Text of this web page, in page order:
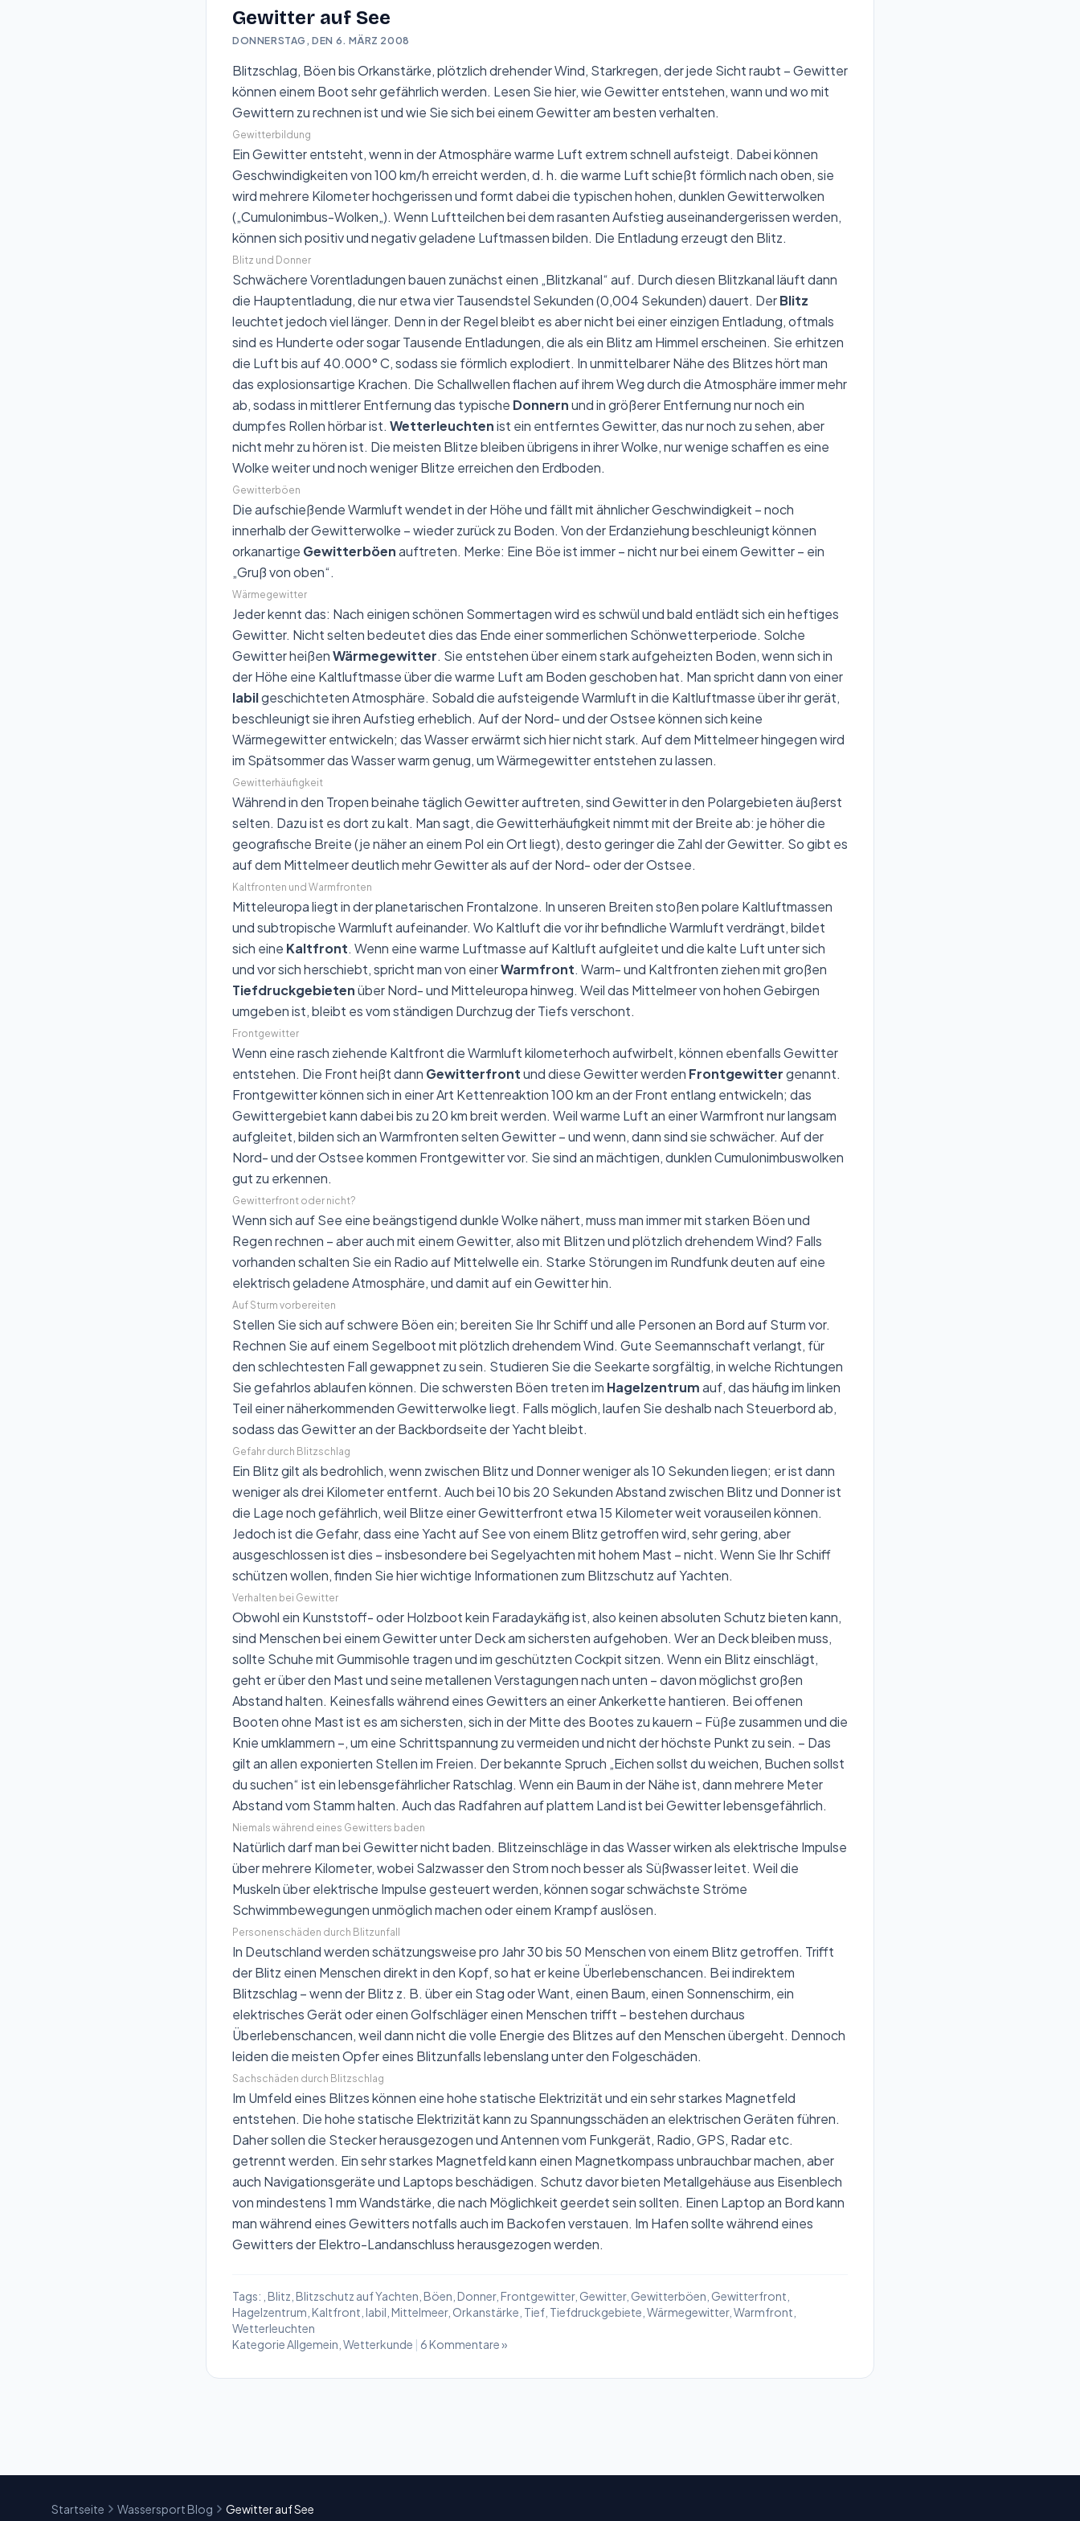
Gewitter auf See
DONNERSTAG, DEN 6. MÄRZ 2008
Blitzschlag, Böen bis Orkanstärke, plötzlich drehender Wind, Starkregen, der jede Sicht raubt – Gewitter
können einem Boot sehr gefährlich werden. Lesen Sie hier, wie Gewitter entstehen, wann und wo mit
Gewittern zu rechnen ist und wie Sie sich bei einem Gewitter am besten verhalten.
Gewitterbildung
Ein Gewitter entsteht, wenn in der Atmosphäre warme Luft extrem schnell aufsteigt. Dabei können
Geschwindigkeiten von 100 km/h erreicht werden, d. h. die warme Luft schießt förmlich nach oben, sie
wird mehrere Kilometer hochgerissen und formt dabei die typischen hohen, dunklen Gewitterwolken
(„Cumulonimbus-Wolken„). Wenn Luftteilchen bei dem rasanten Aufstieg auseinandergerissen werden,
können sich positiv und negativ geladene Luftmassen bilden. Die Entladung erzeugt den Blitz.
Blitz und Donner
Schwächere Vorentladungen bauen zunächst einen „Blitzkanal“ auf. Durch diesen Blitzkanal läuft dann
die Hauptentladung, die nur etwa vier Tausendstel Sekunden (0,004 Sekunden) dauert. DerBlitz
leuchtet jedoch viel länger. Denn in der Regel bleibt es aber nicht bei einer einzigen Entladung, oftmals
sind es Hunderte oder sogar Tausende Entladungen, die als ein Blitz am Himmel erscheinen. Sie erhitzen
die Luft bis auf 40.000° C, sodass sie förmlich explodiert. In unmittelbarer Nähe des Blitzes hört man
das explosionsartige Krachen. Die Schallwellen flachen auf ihrem Weg durch die Atmosphäre immer mehr
ab, sodass in mittlerer Entfernung das typische Donnernund in größerer Entfernung nur noch ein
dumpfes Rollen hörbar ist. Wetterleuchtenist ein entferntes Gewitter, das nur noch zu sehen, aber
nicht mehr zu hören ist. Die meisten Blitze bleiben übrigens in ihrer Wolke, nur wenige schaffen es eine
Wolke weiter und noch weniger Blitze erreichen den Erdboden.
Gewitterböen
Die aufschießende Warmluft wendet in der Höhe und fällt mit ähnlicher Geschwindigkeit – noch
innerhalb der Gewitterwolke – wieder zurück zu Boden. Von der Erdanziehung beschleunigt können
orkanartige Gewitterböenauftreten. Merke: Eine Böe ist immer – nicht nur bei einem Gewitter – ein
„Gruß von oben“.
Wärmegewitter
Jeder kennt das: Nach einigen schönen Sommertagen wird es schwül und bald entlädt sich ein heftiges
Gewitter. Nicht selten bedeutet dies das Ende einer sommerlichen Schönwetterperiode. Solche
Gewitter heißenWärmegewitter. Sie entstehen über einem stark aufgeheizten Boden, wenn sich in
der Höhe eine Kaltluftmasse über die warme Luft am Boden geschoben hat. Man spricht dann von einer
labilgeschichteten Atmosphäre. Sobald die aufsteigende Warmluft in die Kaltluftmasse über ihr gerät,
beschleunigt sie ihren Aufstieg erheblich. Auf der Nord- und der Ostsee können sich keine
Wärmegewitter entwickeln; das Wasser erwärmt sich hier nicht stark. Auf dem Mittelmeer hingegen wird
im Spätsommer das Wasser warm genug, um Wärmegewitter entstehen zu lassen.
Gewitterhäufigkeit
Während in den Tropen beinahe täglich Gewitter auftreten, sind Gewitter in den Polargebieten äußerst
selten. Dazu ist es dort zu kalt. Man sagt, die Gewitterhäufigkeit nimmt mit der Breite ab: je höher die
geografische Breite (je näher an einem Pol ein Ort liegt), desto geringer die Zahl der Gewitter. So gibt es
auf dem Mittelmeer deutlich mehr Gewitter als auf der Nord- oder der Ostsee.
Kaltfronten und Warmfronten
Mitteleuropa liegt in der planetarischen Frontalzone. In unseren Breiten stoßen polare Kaltluftmassen
und subtropische Warmluft aufeinander. Wo Kaltluft die vor ihr befindliche Warmluft verdrängt, bildet
sich eine Kaltfront. Wenn eine warme Luftmasse auf Kaltluft aufgleitet und die kalte Luft unter sich
und vor sich herschiebt, spricht man von einerWarmfront. Warm- und Kaltfronten ziehen mit großen
Tiefdruckgebietenüber Nord- und Mitteleuropa hinweg. Weil das Mittelmeer von hohen Gebirgen
umgeben ist, bleibt es vom ständigen Durchzug der Tiefs verschont.
Frontgewitter
Wenn eine rasch ziehende Kaltfront die Warmluft kilometerhoch aufwirbelt, können ebenfalls Gewitter
entstehen. Die Front heißt dann Gewitterfrontund diese Gewitter werden Frontgewittergenannt.
Frontgewitter können sich in einer Art Kettenreaktion 100 km an der Front entlang entwickeln; das
Gewittergebiet kann dabei bis zu 20 km breit werden. Weil warme Luft an einer Warmfront nur langsam
aufgleitet, bilden sich an Warmfronten selten Gewitter – und wenn, dann sind sie schwächer. Auf der
Nord- und der Ostsee kommen Frontgewitter vor. Sie sind an mächtigen, dunklen Cumulonimbuswolken
gut zu erkennen.
Gewitterfront oder nicht?
Wenn sich auf See eine beängstigend dunkle Wolke nähert, muss man immer mit starken Böen und
Regen rechnen – aber auch mit einem Gewitter, also mit Blitzen und plötzlich drehendem Wind? Falls
vorhanden schalten Sie ein Radio auf Mittelwelle ein. Starke Störungen im Rundfunk deuten auf eine
elektrisch geladene Atmosphäre, und damit auf ein Gewitter hin.
Auf Sturm vorbereiten
Stellen Sie sich auf schwere Böen ein; bereiten Sie Ihr Schiff und alle Personen an Bord auf Sturm vor.
Rechnen Sie auf einem Segelboot mit plötzlich drehendem Wind. Gute Seemannschaft verlangt, für
den schlechtesten Fall gewappnet zu sein. Studieren Sie die Seekarte sorgfältig, in welche Richtungen
Sie gefahrlos ablaufen können. Die schwersten Böen treten im Hagelzentrumauf, das häufig im linken
Teil einer näherkommenden Gewitterwolke liegt. Falls möglich, laufen Sie deshalb nach Steuerbord ab,
sodass das Gewitter an der Backbordseite der Yacht bleibt.
Gefahr durch Blitzschlag
Ein Blitz gilt als bedrohlich, wenn zwischen Blitz und Donner weniger als 10 Sekunden liegen; er ist dann
weniger als drei Kilometer entfernt. Auch bei 10 bis 20 Sekunden Abstand zwischen Blitz und Donner ist
die Lage noch gefährlich, weil Blitze einer Gewitterfront etwa 15 Kilometer weit vorauseilen können.
Jedoch ist die Gefahr, dass eine Yacht auf See von einem Blitz getroffen wird, sehr gering, aber
ausgeschlossen ist dies – insbesondere bei Segelyachten mit hohem Mast – nicht. Wenn Sie Ihr Schiff
schützen wollen, finden Sie hier wichtige Informationen zum Blitzschutz auf Yachten.
Verhalten bei Gewitter
Obwohl ein Kunststoff- oder Holzboot kein Faradaykäfig ist, also keinen absoluten Schutz bieten kann,
sind Menschen bei einem Gewitter unter Deck am sichersten aufgehoben. Wer an Deck bleiben muss,
sollte Schuhe mit Gummisohle tragen und im geschützten Cockpit sitzen. Wenn ein Blitz einschlägt,
geht er über den Mast und seine metallenen Verstagungen nach unten – davon möglichst großen
Abstand halten. Keinesfalls während eines Gewitters an einer Ankerkette hantieren. Bei offenen
Booten ohne Mast ist es am sichersten, sich in der Mitte des Bootes zu kauern – Füße zusammen und die
Knie umklammern –, um eine Schrittspannung zu vermeiden und nicht der höchste Punkt zu sein. – Das
gilt an allen exponierten Stellen im Freien. Der bekannte Spruch „Eichen sollst du weichen, Buchen sollst
du suchen“ ist ein lebensgefährlicher Ratschlag. Wenn ein Baum in der Nähe ist, dann mehrere Meter
Abstand vom Stamm halten. Auch das Radfahren auf plattem Land ist bei Gewitter lebensgefährlich.
Niemals während eines Gewitters baden
Natürlich darf man bei Gewitter nicht baden. Blitzeinschläge in das Wasser wirken als elektrische Impulse
über mehrere Kilometer, wobei Salzwasser den Strom noch besser als Süßwasser leitet. Weil die
Muskeln über elektrische Impulse gesteuert werden, können sogar schwächste Ströme
Schwimmbewegungen unmöglich machen oder einem Krampf auslösen.
Personenschäden durch Blitzunfall
In Deutschland werden schätzungsweise pro Jahr 30 bis 50 Menschen von einem Blitz getroffen. Trifft
der Blitz einen Menschen direkt in den Kopf, so hat er keine Überlebenschancen. Bei indirektem
Blitzschlag – wenn der Blitz z. B. über ein Stag oder Want, einen Baum, einen Sonnenschirm, ein
elektrisches Gerät oder einen Golfschläger einen Menschen trifft – bestehen durchaus
Überlebenschancen, weil dann nicht die volle Energie des Blitzes auf den Menschen übergeht. Dennoch
leiden die meisten Opfer eines Blitzunfalls lebenslang unter den Folgeschäden.
Sachschäden durch Blitzschlag
Im Umfeld eines Blitzes können eine hohe statische Elektrizität und ein sehr starkes Magnetfeld
entstehen. Die hohe statische Elektrizität kann zu Spannungsschäden an elektrischen Geräten führen.
Daher sollen die Stecker herausgezogen und Antennen vom Funkgerät, Radio, GPS, Radar etc.
getrennt werden. Ein sehr starkes Magnetfeld kann einen Magnetkompass unbrauchbar machen, aber
auch Navigationsgeräte und Laptops beschädigen. Schutz davor bieten Metallgehäuse aus Eisenblech
von mindestens 1 mm Wandstärke, die nach Möglichkeit geerdet sein sollten. Einen Laptop an Bord kann
man während eines Gewitters notfalls auch im Backofen verstauen. Im Hafen sollte während eines
Gewitters der Elektro-Landanschluss herausgezogen werden.
Tags: Blitz Blitzschutz auf Yachten Böen Donner, Frontgewitter, Gewitter, Gewitterböen Gewitterfront
Hagelzentrum Kaltfront labil Mittelmeer, Orkanstärke Tief Tiefdruckgebiete Wärmegewitter, Warmfront
Wetterleuchten
KategorieAllgemein Wetterkunde | 6 Kommentare »
Startseite Wassersport Blog Gewitter auf See